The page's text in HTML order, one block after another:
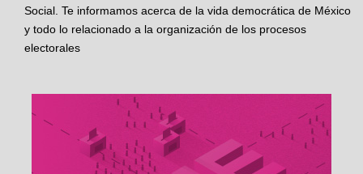
Social. Te informamos acerca de la vida democrática de México
y todo lo relacionado a la organización de los procesos
electorales